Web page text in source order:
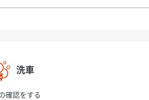
洗車
確認をする